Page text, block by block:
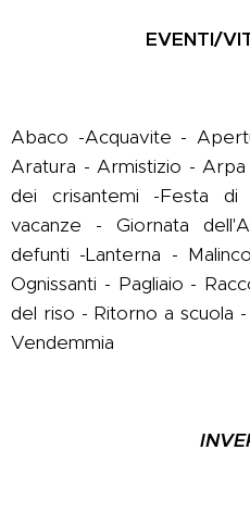
EVENTI/
Abaco -Acquavite -
Aratura - Armistizio - Arpa
dei crisantemi -Festa
vacanze - Giornata
defunti -Lanterna -
Ognissanti - Pagliaio -
del riso - Ritorno a scuola
Vendemmia